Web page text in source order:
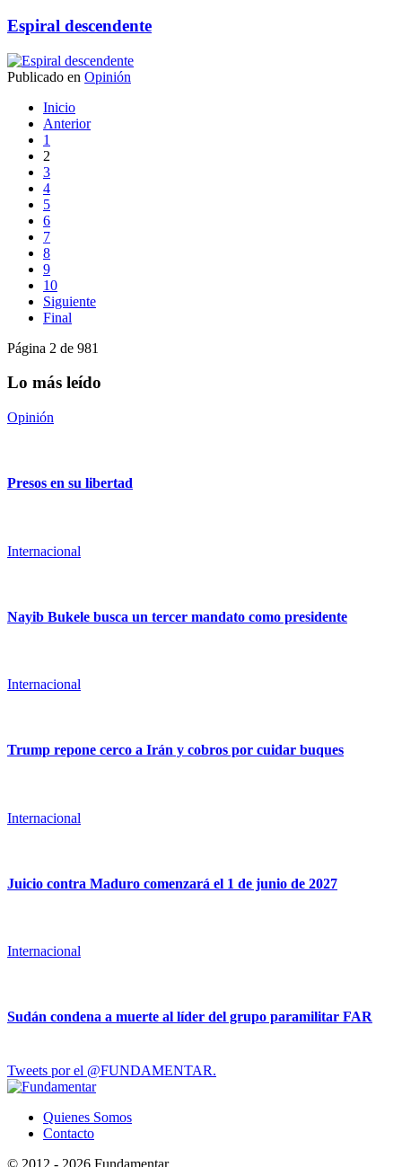
Espiral descendente
Publicado en Opinión
Inicio
Anterior
1
2
3
4
5
6
7
8
9
10
Siguiente
Final
Página 2 de 981
Lo más leído
Opinión
Presos en su libertad
Internacional
Nayib Bukele busca un tercer mandato como presidente
Internacional
Trump repone cerco a Irán y cobros por cuidar buques
Internacional
Juicio contra Maduro comenzará el 1 de junio de 2027
Internacional
Sudán condena a muerte al líder del grupo paramilitar FAR
Tweets por el @FUNDAMENTAR.
Quienes Somos
Contacto
© 2012 - 2026 Fundamentar